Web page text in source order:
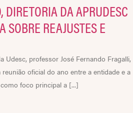
DA APRUDESC
SOBRE REAJUSTES E
professor José Fernando Fragalli,
oficial do ano entre a entidade e a
foco principal a [...]